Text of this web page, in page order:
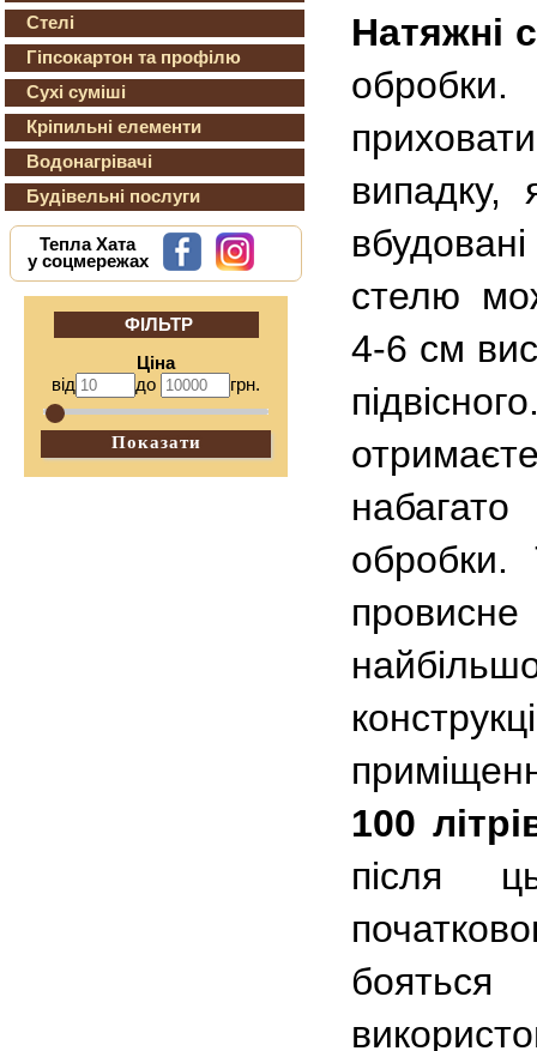
Стелі
Гіпсокартон та профілю
Сухі суміші
Кріпильні елементи
Водонагрівачі
Будівельні послуги
Тепла Хата
у соцмережах
ФІЛЬТР
Ціна
від
до грн.
Показати
Натяжні
випадку,
стелю
4-6 см
обробки.
100
після